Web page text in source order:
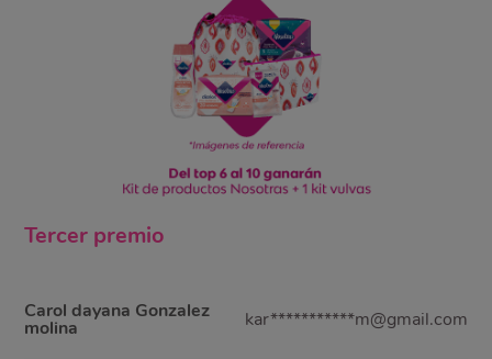
Tercer premio
Carol dayana Gonzalez
molina kar***********m@gmail.com